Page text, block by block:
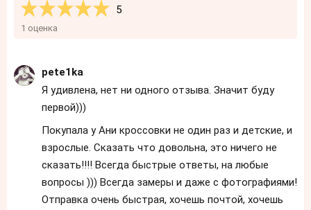
5
1 оценка
pete1ka
Я удивлена, нет ни одного отзыва. Значит буду
первой)))
Покупала у Ани кроссовки не один раз и детские, и
взрослые. Сказать что довольна, это ничего не
сказать!!!! Всегда быстрые ответы, на любые
вопросы ))) Всегда замеры и даже с фотографиями!
Отправка очень быстрая, хочешь почтой, хочешь